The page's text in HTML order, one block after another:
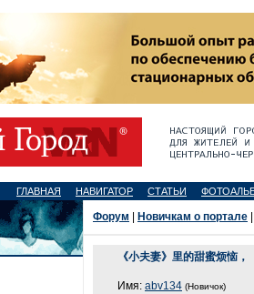
ГЛАВНАЯ НАВИГАТОР СТАТЬИ
Форум Новичкам о портале
《小夫妻》里的甜蜜烦恼，
Имя: abv134 (Новичок)